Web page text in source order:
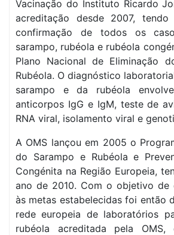
Vacinação do Instituto Ricardo
acreditação desde 2007,
confirmação de todos os
sarampo, rubéola e rubéola
Plano Nacional de Eliminação
Rubéola. O diagnóstico
sarampo e da rubéola
anticorpos IgG e IgM, teste de
RNA viral, isolamento viral e
A OMS lançou em 2005 o
do Sarampo e Rubéola e
Congénita na Região Europeia,
ano de 2010. Com o objetivo de
às metas estabelecidas foi então
rede europeia de laboratórios
rubéola acreditada pela